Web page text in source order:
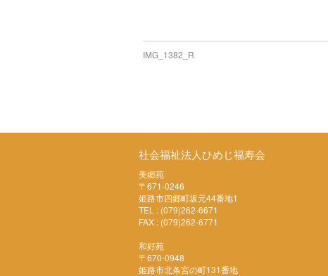
IMG_1382_R
社会福祉法人ひめじ福寿会
美郷苑
〒671-0246
姫路市四郷町坂元44番地1
TEL : (079)262-6671
FAX : (079)262-6771
和好苑
〒670-0948
姫路市北条宮の町131番地